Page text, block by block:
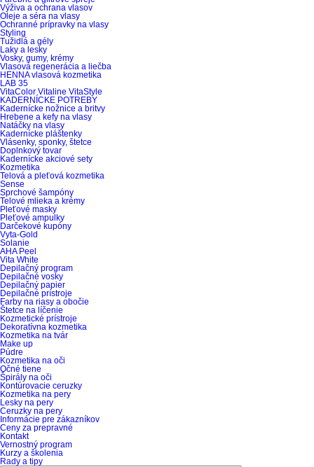
Výživa a ochrana vlasov
Oleje a séra na vlasy
Ochranné prípravky na vlasy
Styling
Tužidlá a gély
Laky a lesky
Vosky, gumy, krémy
Vlasová regenerácia a liečba
HENNA vlasová kozmetika
LAB 35
VitaColor Vitaline VitaStyle
KADERNÍCKE POTREBY
Kadernícke nožnice a britvy
Hrebene a kefy na vlasy
Natáčky na vlasy
Kadernícke pláštenky
Vlásenky, sponky, štetce
Doplnkový tovar
Kadernícke akciové sety
Kozmetika
Telová a pleťová kozmetika
Sense
Sprchové šampóny
Telové mlieka a krémy
Pleťové masky
Pleťové ampulky
Darčekové kupóny
Vyta-Gold
Solanie
AHA Peel
Vita White
Depilačný program
Depilačné vosky
Depilačný papier
Depilačné prístroje
Farby na riasy a obočie
Štetce na líčenie
Kozmetické prístroje
Dekoratívna kozmetika
Kozmetika na tvár
Make up
Púdre
Kozmetika na oči
Očné tiene
Špirály na oči
Kontúrovacie ceruzky
Kozmetika na pery
Lesky na pery
Ceruzky na pery
Informácie pre zákazníkov
Ceny za prepravné
Kontakt
Vernostný program
Kurzy a školenia
Rady a tipy